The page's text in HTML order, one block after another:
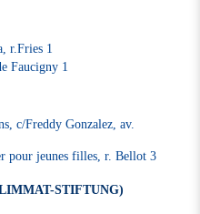
r.Fries 1
Faucigny 1
c/Freddy Gonzalez, av.
pour jeunes filles, r. Bellot 3
STIFTUNG)